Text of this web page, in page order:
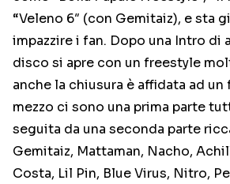
“Veleno 6″ (con Gemitaiz), e sta
impazzire i fan. Dopo una Intro
disco si apre con un freestyle
anche la chiusura è affidata ad
mezzo ci sono una prima parte
seguita da una seconda parte
Gemitaiz, Mattaman, Nacho,
Costa, Lil Pin, Blue Virus, Nitro,